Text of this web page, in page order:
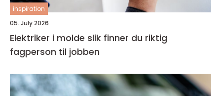
inspiration
05. July 2026
Elektriker i molde slik finner du riktig
fagperson til jobben